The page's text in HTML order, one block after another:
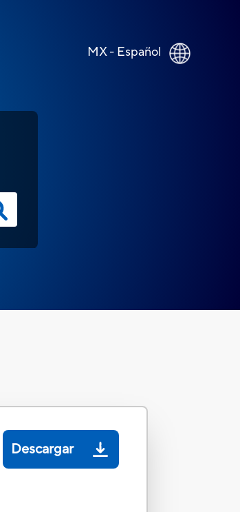
MX - Español
Descargar